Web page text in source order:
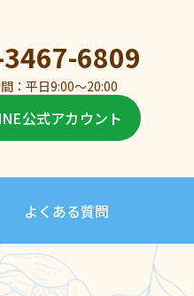
6809
：平日9:00〜20:00
公式アカウント
よくある質問